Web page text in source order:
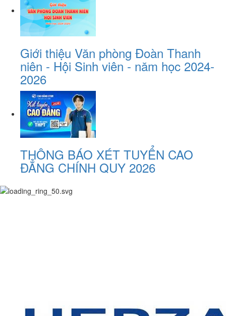
Giới thiệu Văn phòng Đoàn Thanh
niên - Hội Sinh viên - năm học 2024-
2026
THÔNG BÁO XÉT TUYỂN CAO
ĐẲNG CHÍNH QUY 2026